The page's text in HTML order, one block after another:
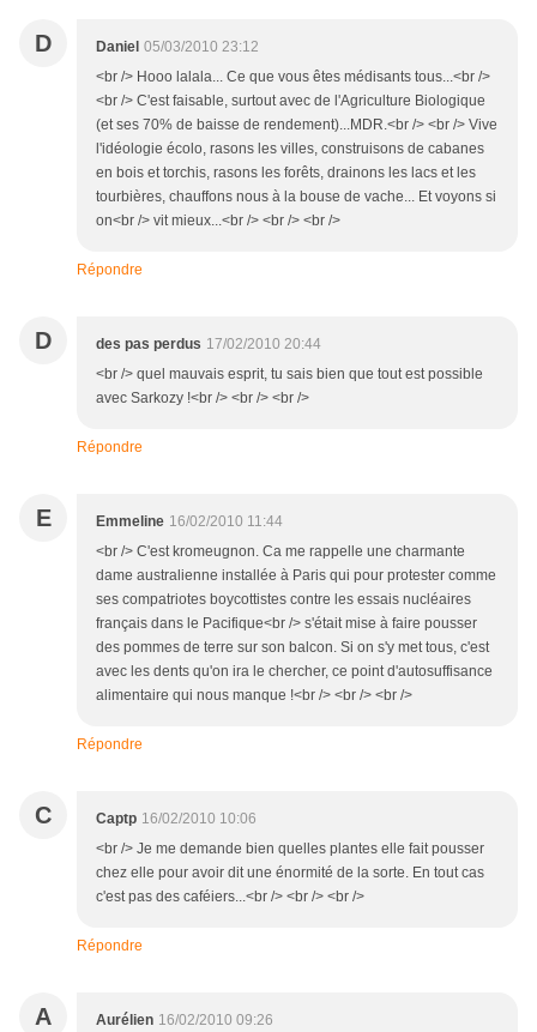
D Daniel 05/03/2010 23:12
<br /> Hooo lalala... Ce que vous êtes médisants tous...<br />
<br /> C'est faisable, surtout avec de l'Agriculture Biologique
(et ses 70% de baisse de rendement)...MDR.<br /> <br /> Vive
l'idéologie écolo, rasons les villes, construisons de cabanes
en bois et torchis, rasons les forêts, drainons les lacs et les
tourbières, chauffons nous à la bouse de vache... Et voyons si
on<br /> vit mieux...<br /> <br /> <br />
Répondre
D des pas perdus 17/02/2010 20:44
<br /> quel mauvais esprit, tu sais bien que tout est possible
avec Sarkozy !<br /> <br /> <br />
Répondre
E Emmeline 16/02/2010 11:44
<br /> C'est kromeugnon. Ca me rappelle une charmante
dame australienne installée à Paris qui pour protester comme
ses compatriotes boycottistes contre les essais nucléaires
français dans le Pacifique<br /> s'était mise à faire pousser
des pommes de terre sur son balcon. Si on s'y met tous, c'est
avec les dents qu'on ira le chercher, ce point d'autosuffisance
alimentaire qui nous manque !<br /> <br /> <br />
Répondre
C Captp 16/02/2010 10:06
<br /> Je me demande bien quelles plantes elle fait pousser
chez elle pour avoir dit une énormité de la sorte. En tout cas
c'est pas des caféiers...<br /> <br /> <br />
Répondre
A Aurélien 16/02/2010 09:26